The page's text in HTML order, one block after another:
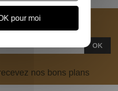
OK
nos bons plans
pour moi